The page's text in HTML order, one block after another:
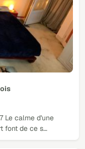
Le calme d'une
font de ce s…